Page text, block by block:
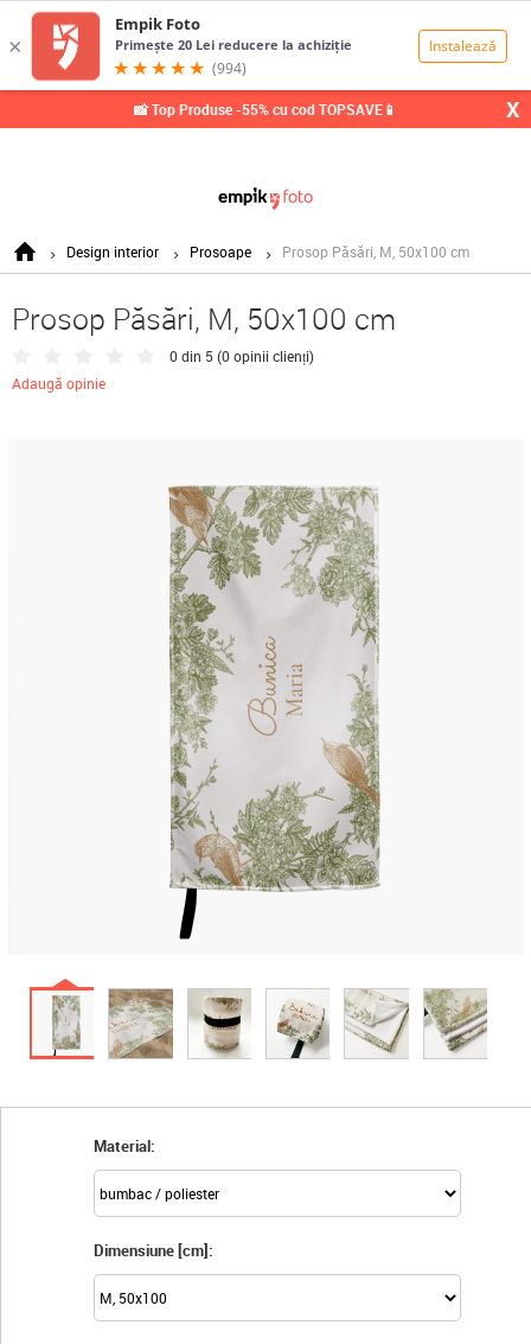
📸 Top Produse -55% cu cod TOPSAVE📱 X
Design interior Prosoape Prosop Păsări, M, 50x100 cm
Prosop Păsări, M, 50x100 cm
0 din 5 (0 opinii clienți)
Adaugă opinie
Material:
Dimensiune [cm]: